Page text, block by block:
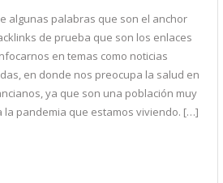
algunas palabras que son el anchor
de prueba que son los enlaces
en temas como noticias
en donde nos preocupa la salud en
ya que son una población muy
pandemia que estamos viviendo. […]